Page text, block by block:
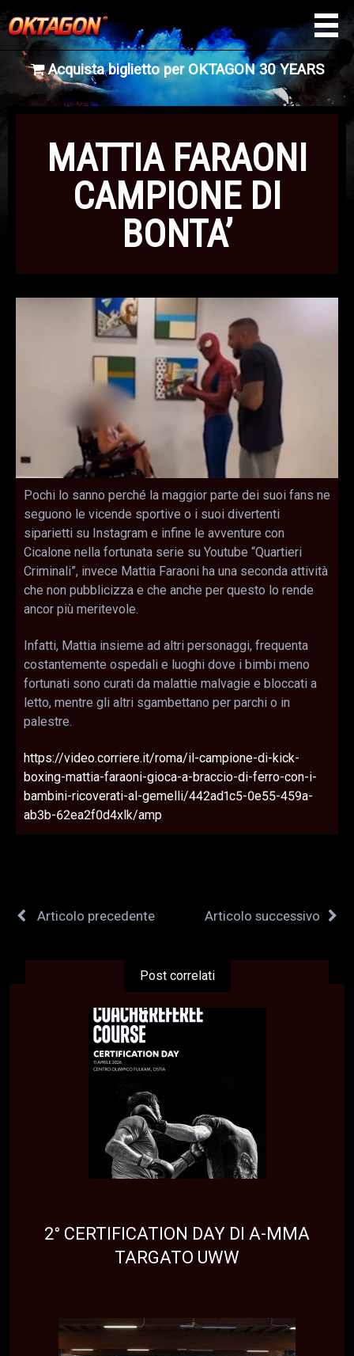
Acquista biglietto per OKTAGON 30 YEARS
MATTIA FARAONI
CAMPIONE DI
BONTA’
Pochi lo sanno perché la maggior parte dei suoi fans ne
seguono le vicende sportive o i suoi divertenti
siparietti su Instagram e infine le avventure con
Cicalone nella fortunata serie su Youtube “Quartieri
Criminali”, invece Mattia Faraoni ha una seconda attività
che non pubblicizza e che anche per questo lo rende
ancor più meritevole.
Infatti, Mattia insieme ad altri personaggi, frequenta
costantemente ospedali e luoghi dove i bimbi meno
fortunati sono curati da malattie malvagie e bloccati a
letto, mentre gli altri sgambettano per parchi o in
palestre.
https://video.corriere.it/roma/il-campione-di-kick-
boxing-mattia-faraoni-gioca-a-braccio-di-ferro-con-i-
bambini-ricoverati-al-gemelli/442ad1c5-0e55-459a-
ab3b-62ea2f0d4xlk/amp
Articolo precedente Articolo successivo
Post correlati
2° CERTIFICATION DAY DI A-MMA
TARGATO UWW